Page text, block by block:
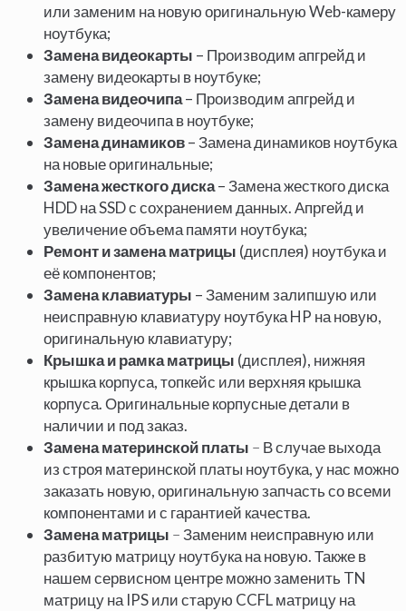
или заменим на новую оригинальную Web-камеру
ноутбука;
Замена видеокарты – Производим апгрейд и
замену видеокарты в ноутбуке;
Замена видеочипа– Производим апгрейд и
замену видеочипа в ноутбуке;
Замена динамиков– Замена динамиков ноутбука
на новые оригинальные;
Замена жесткого диска– Замена жесткого диска
HDD на SSD с сохранением данных. Апргейд и
увеличение объема памяти ноутбука;
Ремонт и замена матрицы (дисплея) ноутбука и
её компонентов;
Замена клавиатуры –Заменим залипшую или
неисправную клавиатуру ноутбука HP на новую,
оригинальную клавиатуру;
Крышка и рамка матрицы (дисплея), нижняя
крышка корпуса, топкейс или верхняя крышка
корпуса. Оригинальные корпусные детали в
наличии и под заказ.
Замена материнской платы – В случае выхода
из строя материнской платы ноутбука, у нас можно
заказать новую, оригинальную запчасть со всеми
компонентами и с гарантией качества.
Замена матрицы –Заменим неисправную или
разбитую матрицу ноутбука на новую. Также в
нашем сервисном центре можно заменить TN
матрицу на IPS или старую CCFL матрицу на